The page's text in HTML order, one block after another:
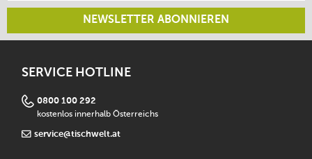
NEWSLETTER ABONNIEREN
SERVICE HOTLINE
0800 100 292
kostenlos innerhalb Österreichs
service@tischwelt.at